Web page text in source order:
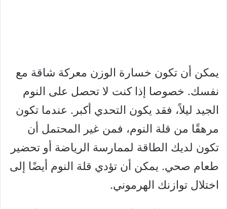
يمكن أن تكون خسارة الوزن معركة شاقة مع
نفسك. خصوصا إذا كنت لا تحصل على النوم
الجيد ليلاً، فقد يكون التحدي أكبر. عندما تكون
مرهقًا من قلة النوم، فمن غير المحتمل أن
تكون لديك الطاقة لممارسة الرياضة أو تحضير
طعام صحي. يمكن أن تؤدي قلة النوم أيضًا إلى
اختلال توازنك الهرموني.